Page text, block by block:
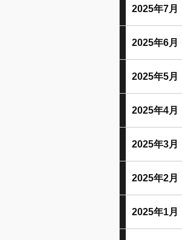
2025年7月
2025年6月
2025年5月
2025年4月
2025年3月
2025年2月
2025年1月